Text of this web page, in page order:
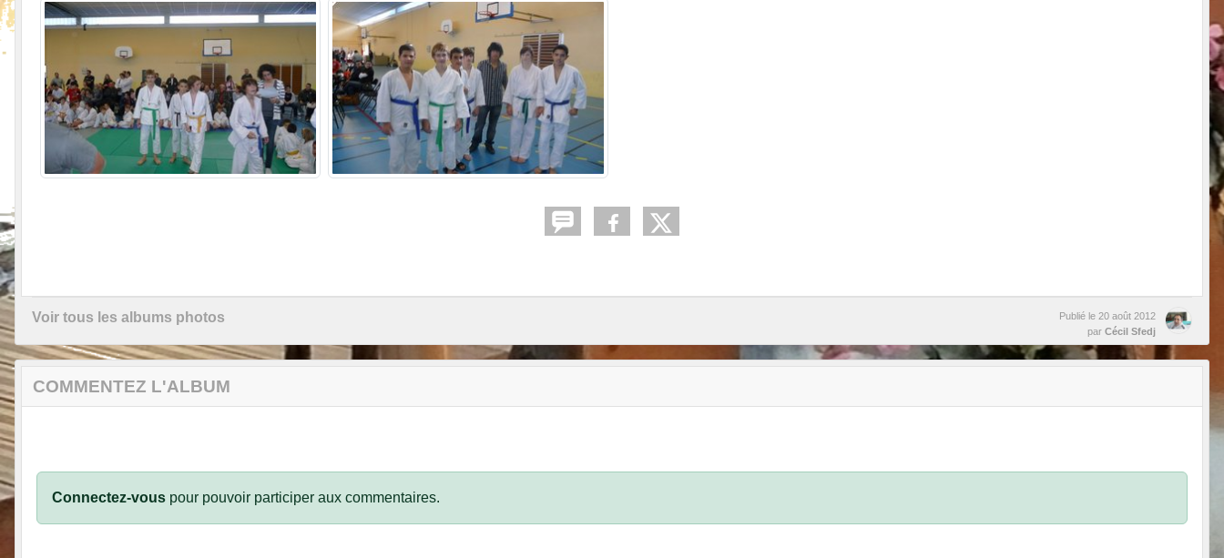
Voir tous les albums photos Publié le 20 août 2012
par Cécil Sfedj
COMMENTEZ L'ALBUM
Connectez-vous pour pouvoir participer aux commentaires.